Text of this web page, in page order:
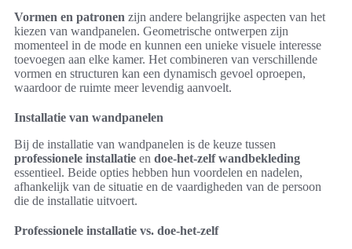
Vormen en patronen zijn andere belangrijke aspecten van het
kiezen van wandpanelen. Geometrische ontwerpen zijn
momenteel in de mode en kunnen een unieke visuele interesse
toevoegen aan elke kamer. Het combineren van verschillende
vormen en structuren kan een dynamisch gevoel oproepen,
waardoor de ruimte meer levendig aanvoelt.
Installatie van wandpanelen
Bij de installatie van wandpanelen is de keuze tussen
professionele installatie en doe-het-zelf wandbekleding
essentieel. Beide opties hebben hun voordelen en nadelen,
afhankelijk van de situatie en de vaardigheden van de persoon
die de installatie uitvoert.
Professionele installatie vs. doe-het-zelf